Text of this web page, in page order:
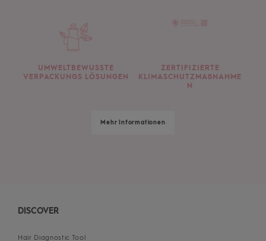
Mehr Informationen
UMWELTBEWUSSTE
VERPACKUNGS LÖSUNGEN
ZERTIFIZIERTE
KLIMASCHUTZMAßNAHME
N
DISCOVER
Hair Diagnostic Tool